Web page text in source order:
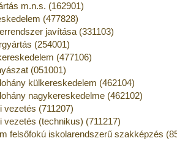
m.n.s. (162901)
(477828)
javítása (331103)
(254001)
(477106)
(051001)
külkereskedelem (462104)
nagykereskedelme (462102)
vezetés (711207)
vezetés (technikus) (711217)
felsőfokú iskolarendszerű szakképzés